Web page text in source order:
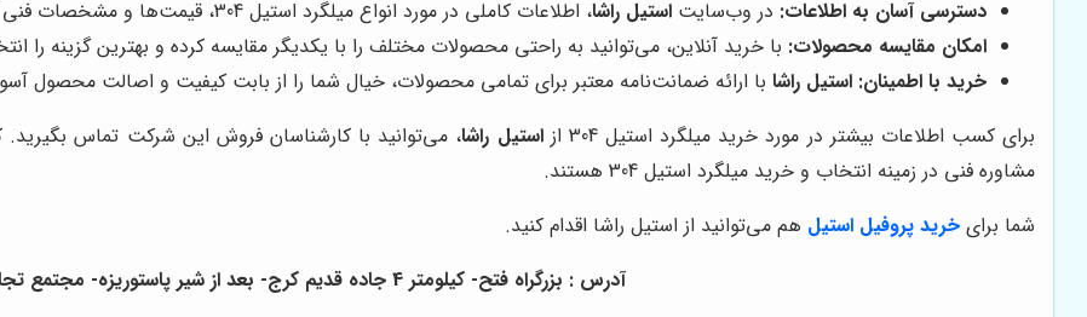
دسترسی آسان به اطلاعات: در وب‌سایت استیل راشا، اطلاعات کاملی در مورد انواع میلگرد استیل 304، قیمت‌ها و مشخصات فنی آن‌ها ارائه شده است.
امکان مقایسه محصولات: با خرید آنلاین، می‌توانید به راحتی محصولات مختلف را با یکدیگر مقایسه کرده و بهترین گزینه را
خرید با اطمینان: استیل راشابا ارائه ضمانت‌نامه معتبر برای تمامی محصولات، خیال شما را از بابت کیفیت و اصالت محصول
برای کسب اطلاعات بیشتر در مورد خرید میلگرد استیل 304 از
استیل راشا، می‌توانید با کارشناسان فروش این شرکت تماس بگیرید.
مشاوره فنی در زمینه انتخاب و خرید میلگرد استیل 304 هستند.
شما برای خرید پروفیل استیل هم می‌توانید از استیل راشا اقدام کنید.
آدرس : بزرگراه فتح- کیلومتر 4 جاده قدیم کرج- بعد از شیر پاستوریزه- مجتمع تجارت استیل